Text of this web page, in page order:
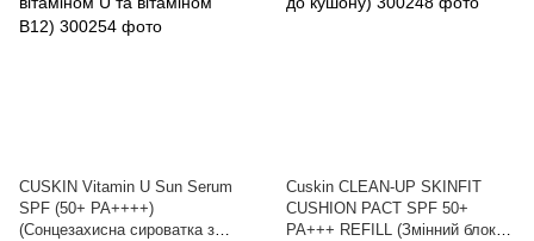
CUSKIN Vitamin U Sun Serum
SPF (50+ PA++++)
(Сонцезахисна сироватка з
Cuskin CLEAN-UP SKINFIT
CUSHION PACT SPF 50+
PA+++ REFILL (Змінний блок